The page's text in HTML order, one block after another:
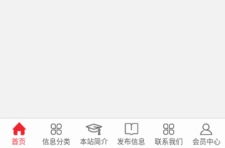
首页 信息分类 本站简介 发布信息 联系我们 会员中心